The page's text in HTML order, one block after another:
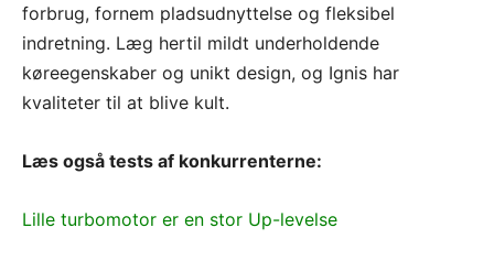
forbrug, fornem pladsudnyttelse og fleksibel
indretning. Læg hertil mildt underholdende
køreegenskaber og unikt design, og Ignis har
kvaliteter til at blive kult.
Læs også tests af konkurrenterne:
Lille turbomotor er en stor Up-levelse